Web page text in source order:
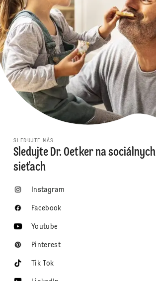
SLEDUJTE NÁS
Sledujte Dr. Oetker na sociálnych
sieťach
Instagram
Facebook
Youtube
Pinterest
Tik Tok